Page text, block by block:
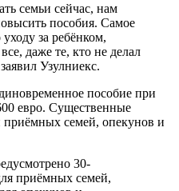
семьи сейчас, нам
пособия. Самое
за ребёнком,
даже те, кто не делал
Узулниекс.
пособие при
евро. Существенные
приёмных семей, опекунов и
30-
приёмных семей,